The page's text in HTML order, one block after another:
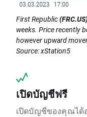
First Republic
weeks. Price recently
however upward
Source: xStation5
เปิดบัญชีฟรี
เปิดบัญชีของคุณได้